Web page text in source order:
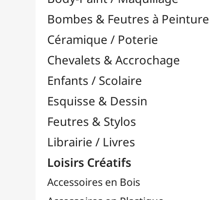
Feutres & Stylos
Librairie / Livres
Loisirs Créatifs
Accessoires en Bois
Accessoires en Plastique
Accessoires pour Bijoux
Aiguilles & Couture

Agrafeuses Simples et Murales 
Aimants
Bougies
Boutons & Button Press
Clous / Pointes / Épingles
Coloriage